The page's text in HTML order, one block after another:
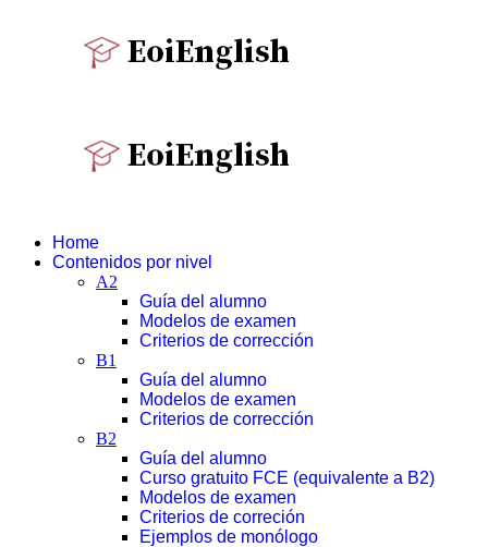
Home
Contenidos por nivel
A2
Guía del alumno
Modelos de examen
Criterios de corrección
B1
Guía del alumno
Modelos de examen
Criterios de corrección
B2
Guía del alumno
Curso gratuito FCE (equivalente a B2)
Modelos de examen
Criterios de correción
Ejemplos de monólogo